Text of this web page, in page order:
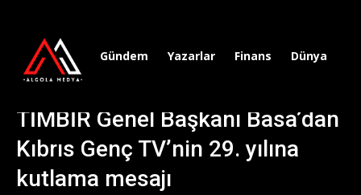
Gündem Yazarlar Finans Dünya
TİMBİR Genel Başkanı Basa’dan
Kıbrıs Genç TV’nin 29. yılına
kutlama mesajı